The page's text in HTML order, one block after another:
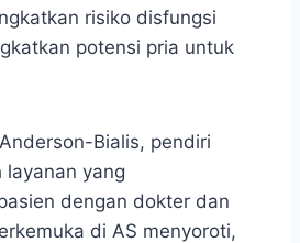
risiko disfungsi
potensi pria untuk
Bialis, pendiri
layanan yang
dengan dokter dan
di AS menyoroti,